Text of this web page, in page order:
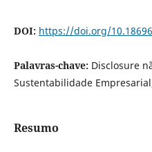
DOI: https://doi.org/
Palavras-chave: Disclosure
Sustentabilidade
Resumo